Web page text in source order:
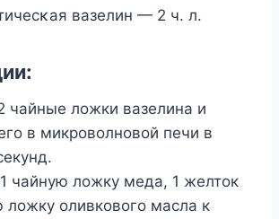
вазелин — 2 ч. л.
чайные ложки вазелина и
в микроволновой печи в
чайную ложку меда, 1 желток
ложку оливкового масла к